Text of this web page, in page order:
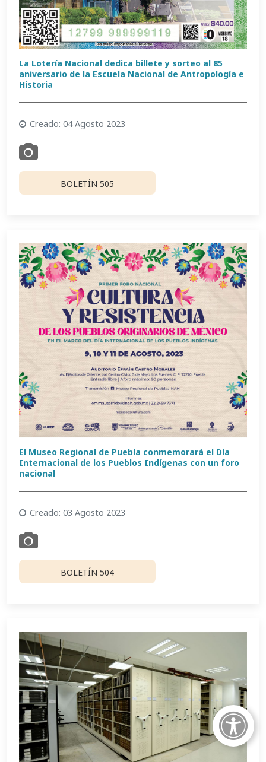
La Lotería Nacional dedica billete y sorteo al 85
aniversario de la Escuela Nacional de Antropología e
Historia
Creado: 04 Agosto 2023
BOLETÍN 505
El Museo Regional de Puebla conmemorará el Día
Internacional de los Pueblos Indígenas con un foro
nacional
Creado: 03 Agosto 2023
BOLETÍN 504